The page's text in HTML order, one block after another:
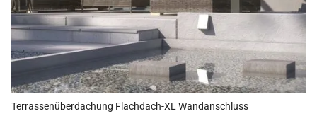
Terrassenüberdachung Flachdach-XL Wandanschluss